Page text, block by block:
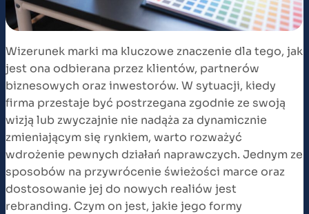
Wizerunek marki ma kluczowe znaczenie dla tego, jak
jest ona odbierana przez klientów, partnerów
biznesowych oraz inwestorów. W sytuacji, kiedy
firma przestaje być postrzegana zgodnie ze swoją
wizją lub zwyczajnie nie nadąża za dynamicznie
zmieniającym się rynkiem, warto rozważyć
wdrożenie pewnych działań naprawczych. Jednym ze
sposobów na przywrócenie świeżości marce oraz
dostosowanie jej do nowych realiów jest
rebranding. Czym on jest, jakie jego formy